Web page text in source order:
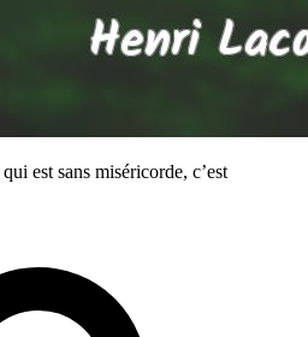
qui est sans miséricorde, c’est